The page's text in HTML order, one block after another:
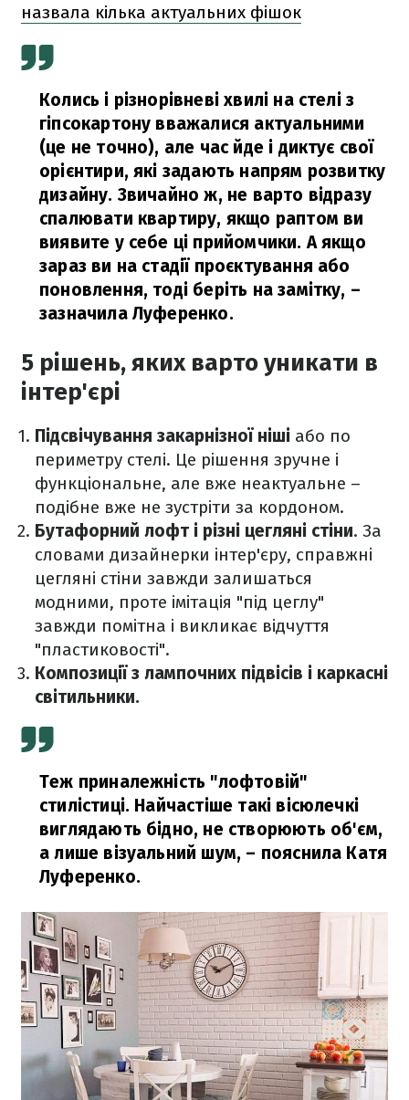
назвала кілька актуальних фішок
Колись і різнорівневі хвилі на стелі з
гіпсокартону вважалися актуальними
(це не точно), але час йде і диктує свої
орієнтири, які задають напрям розвитку
дизайну. Звичайно ж, не варто відразу
спалювати квартиру, якщо раптом ви
виявите у себе ці прийомчики. А якщо
зараз ви на стадії проєктування або
поновлення, тоді беріть на замітку, –
зазначила Луференко.
5 рішень, яких варто уникати в
інтер'єрі
Підсвічування закарнізної ніші або по
периметру стелі. Це рішення зручне і
функціональне, але вже неактуальне –
подібне вже не зустріти за кордоном.
Бутафорний лофт і різні цегляні стіни. За
словами дизайнерки інтер'єру, справжні
цегляні стіни завжди залишаться
модними, проте імітація "під цеглу"
завжди помітна і викликає відчуття
"пластиковості".
Композиції з лампочних підвісів і каркасні
світильники​.
Теж приналежність "лофтовій"
стилістиці. Найчастіше такі вісюлечкі
виглядають бідно, не створюють об'єм,
а лише візуальний шум, – пояснила Катя
Луференко.